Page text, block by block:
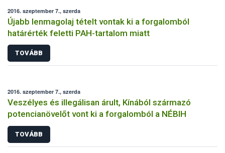
2016. szeptember 7., szerda
Újabb lenmagolaj tételt vontak ki a forgalomból
határérték feletti PAH-tartalom miatt
TOVÁBB
2016. szeptember 7., szerda
Veszélyes és illegálisan árult, Kínából származó
potencianövelőt vont ki a forgalomból a NÉBIH
TOVÁBB